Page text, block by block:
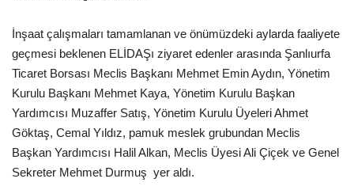
İnşaat çalışmaları tamamlanan ve önümüzdeki aylarda faaliyete
geçmesi beklenen ELİDAŞı ziyaret edenler arasında Şanlıurfa
Ticaret Borsası Meclis Başkanı Mehmet Emin Aydın, Yönetim
Kurulu Başkanı Mehmet Kaya, Yönetim Kurulu Başkan
Yardımcısı Muzaffer Satış, Yönetim Kurulu Üyeleri Ahmet
Göktaş, Cemal Yıldız, pamuk meslek grubundan Meclis
Başkan Yardımcısı Halil Alkan, Meclis Üyesi Ali Çiçek ve Genel
Sekreter Mehmet Durmuş yer aldı.